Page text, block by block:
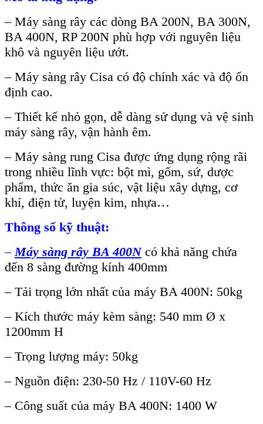
– Máy sàng rây các dòng BA 200N, BA 300N,
BA 400N, RP 200N phù hợp với nguyên liệu
khô và nguyên liệu ướt.
– Máy sàng rây Cisa có độ chính xác và độ ổn
định cao.
– Thiết kế nhỏ gọn, dễ dàng sử dụng và vệ sinh
máy sàng rây, vận hành êm.
– Máy sàng rung Cisa được ứng dụng rộng rãi
trong nhiều lĩnh vực: bột mì, gốm, sứ, dược
phẩm, thức ăn gia súc, vật liệu xây dựng, cơ
khí, điện tử, luyện kim, nhựa…
Thông số kỹ thuật:
–Máy sàng rây BA 400Ncó khả năng chứa
đến 8 sàng đường kính 400mm
– Tải trọng lớn nhất của máy BA 400N: 50kg
– Kích thước máy kèm sàng: 540 mm Ø x
1200mm H
– Trọng lượng máy: 50kg
– Nguồn điện: 230-50 Hz / 110V-60 Hz
– Công suất của máy BA 400N: 1400 W